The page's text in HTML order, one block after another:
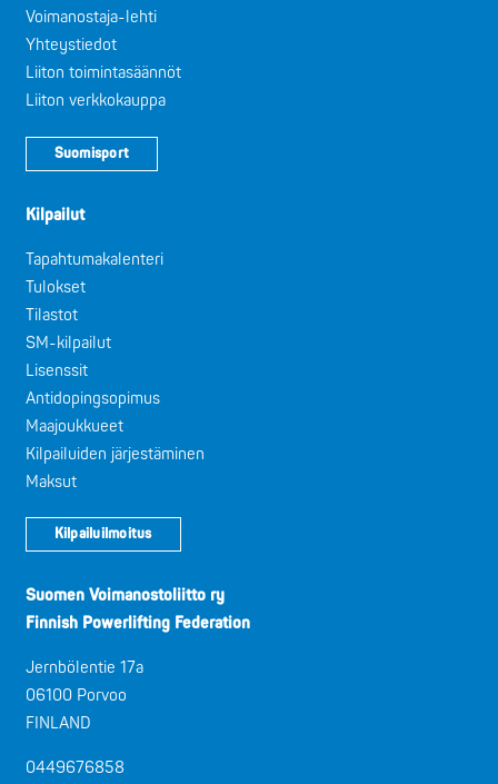
Voimanostaja-lehti
Yhteystiedot
Liiton toimintasäännöt
Liiton verkkokauppa
Suomisport
Kilpailut
Tapahtumakalenteri
Tulokset
Tilastot
SM-kilpailut
Lisenssit
Antidopingsopimus
Maajoukkueet
Kilpailuiden järjestäminen
Maksut
Kilpailuilmoitus
Suomen Voimanostoliitto ry
Finnish Powerlifting Federation
Jernbölentie 17a
06100 Porvoo
FINLAND
0449676858